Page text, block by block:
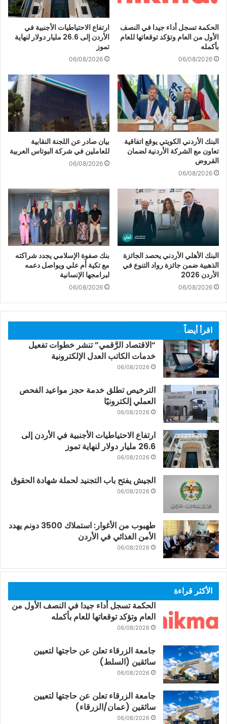
الحكمة تسجل أداء جيدا في النصف
الأول من العام وتؤكد توقعاتها للعام
بأكمله
06/08/2026
ارتفاع الاحتياطيات الأجنبية في
الأردن إلى 26.6 مليار دولار لنهاية
تموز
06/08/2026
البنك الأردني الكويتي يوقع اتفاقية
تعاون مع الشركة الأردنية لضمان
القروض
06/08/2026
بيان صادر عن اللجنة النقابية
للعاملين في شركة البوتاس العربية
06/08/2026
البنك الأهلي الأردني يحصد الجائزة
الذهبية ضمن جائزة رواد التنوع في
الأردن 2026
06/08/2026
بنك صفوة الإسلامي يجدد شراكته
مع تكية أم علي ويواصل دعمه
لبرامجها الإنسانية
06/08/2026
اقرأ أيضاً
“الاقتصاد الرَّقمي” تنشر خطوات تفعيل
خدمات الكاتب العدل الإلكترونية
06/08/2026
الترخيص تطلق خدمة حجز مواعيد الفحص
العملي إلكترونيًا
06/08/2026
ارتفاع الاحتياطيات الأجنبية في الأردن إلى
26.6 مليار دولار لنهاية تموز
06/08/2026
الجيش يفتح باب التجنيد لحملة شهادة الحقوق
06/08/2026
طهبوب من الأغوار: استملاك 3500 دونم يهدد
الأمن الغذائي في الأردن
06/08/2026
الأكثر قراءة
الحكمة تسجل أداء جيدا في النصف الأول من
العام وتؤكد توقعاتها للعام بأكمله
06/08/2026
جامعة الزرقاء تعلن عن حاجتها لتعيين
سائقين (السلط)
06/08/2026
جامعة الزرقاء تعلن عن حاجتها لتعيين
سائقين (عمان/الزرقاء)
06/08/2026